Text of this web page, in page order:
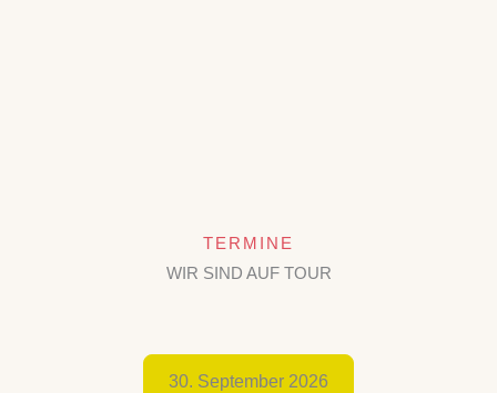
TERMINE
WIR SIND AUF TOUR
30. September 2026